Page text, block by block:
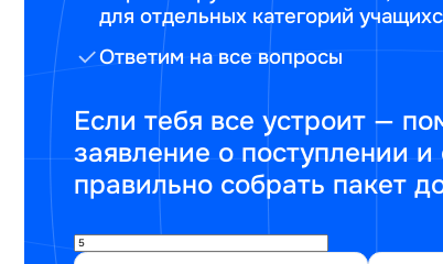
для отдельных категорий
Ответим на все вопросы
Если тебя все устроит —
заявление о поступлении
правильно собрать пакет